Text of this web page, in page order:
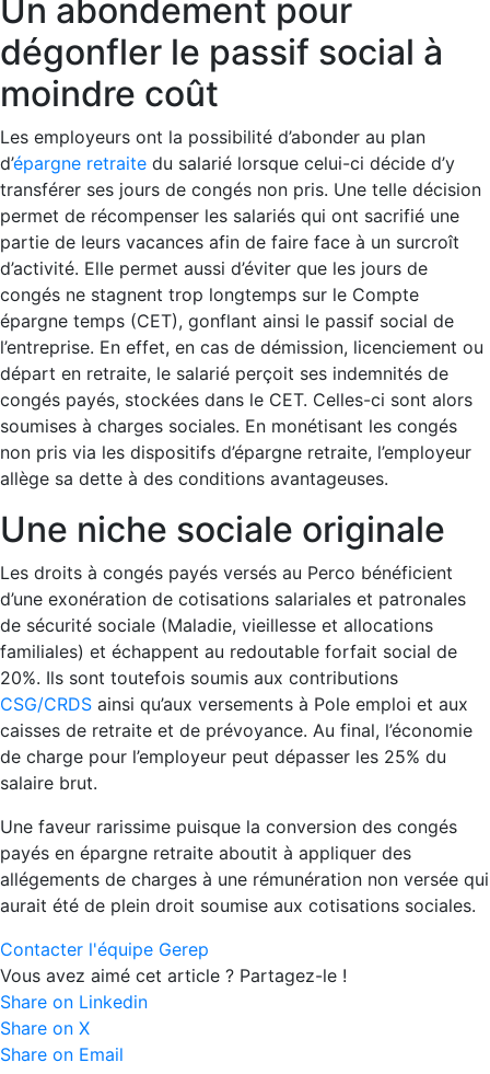
Un abondement pour
dégonfler le passif social à
moindre coût
Les employeurs ont la possibilité d’abonder au plan
d’épargne retraite du salarié lorsque celui-ci décide d’y
transférer ses jours de congés non pris. Une telle décision
permet de récompenser les salariés qui ont sacrifié une
partie de leurs vacances afin de faire face à un surcroît
d’activité. Elle permet aussi d’éviter que les jours de
congés ne stagnent trop longtemps sur le Compte
épargne temps (CET), gonflant ainsi le passif social de
l’entreprise. En effet, en cas de démission, licenciement ou
départ en retraite, le salarié perçoit ses indemnités de
congés payés, stockées dans le CET. Celles-ci sont alors
soumises à charges sociales. En monétisant les congés
non pris via les dispositifs d’épargne retraite, l’employeur
allège sa dette à des conditions avantageuses.
Une niche sociale originale
Les droits à congés payés versés au Perco bénéficient
d’une exonération de cotisations salariales et patronales
de sécurité sociale (Maladie, vieillesse et allocations
familiales) et échappent au redoutable forfait social de
20%. Ils sont toutefois soumis aux contributions
CSG/CRDS ainsi qu’aux versements à Pole emploi et aux
caisses de retraite et de prévoyance. Au final, l’économie
de charge pour l’employeur peut dépasser les 25% du
salaire brut.
Une faveur rarissime puisque la conversion des congés
payés en épargne retraite aboutit à appliquer des
allégements de charges à une rémunération non versée qui
aurait été de plein droit soumise aux cotisations sociales.
Contacter l'équipe Gerep
Vous avez aimé cet article ? Partagez-le !
Share on Linkedin
Share on X
Share on Email